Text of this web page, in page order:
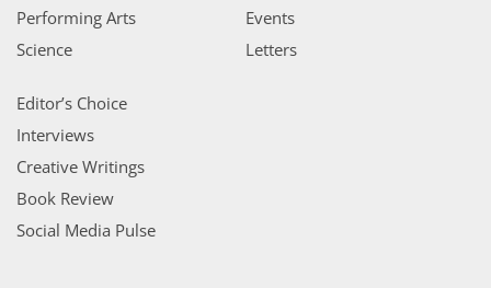
Performing Arts
Science
Events
Letters
Editor’s Choice
Interviews
Creative Writings
Book Review
Social Media Pulse